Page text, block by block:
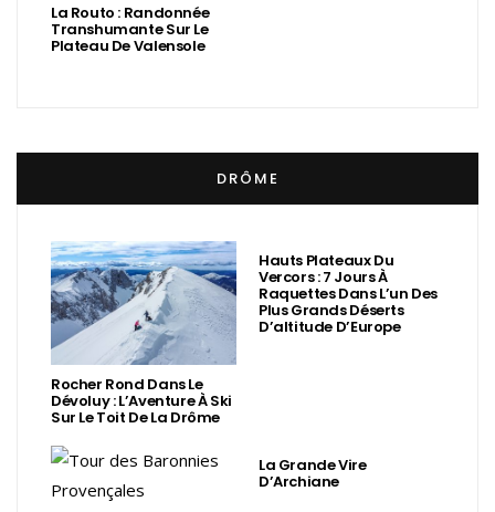
La Routo : Randonnée
Transhumante Sur Le
Plateau De Valensole
DRÔME
Rocher Rond Dans Le
Dévoluy : L’Aventure À Ski
Sur Le Toit De La Drôme
Hauts Plateaux Du
Vercors : 7 Jours À
Raquettes Dans L’un Des
Plus Grands Déserts
D’altitude D’Europe
La Grande Vire
D’Archiane